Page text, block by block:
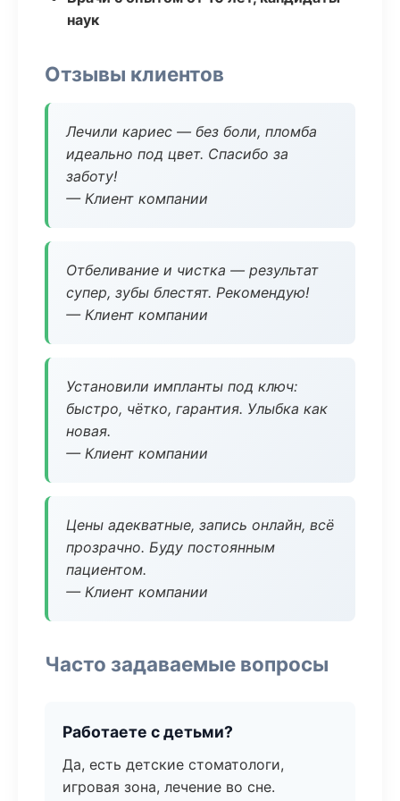
наук
Отзывы клиентов
Лечили кариес — без боли, пломба
идеально под цвет. Спасибо за
заботу!
— Клиент компании
Отбеливание и чистка — результат
супер, зубы блестят. Рекомендую!
— Клиент компании
Установили импланты под ключ:
быстро, чётко, гарантия. Улыбка как
новая.
— Клиент компании
Цены адекватные, запись онлайн, всё
прозрачно. Буду постоянным
пациентом.
— Клиент компании
Часто задаваемые вопросы
Работаете с детьми?
Да, есть детские стоматологи,
игровая зона, лечение во сне.